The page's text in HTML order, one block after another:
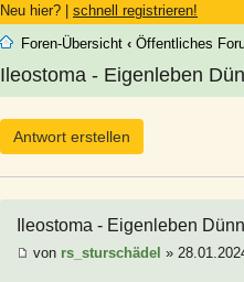
Neu hier? | schnell registrieren!
Foren-Übersicht ‹ Öffentliches
Ileostoma - Eigenleben
Antwort erstellen
Ileostoma - Eigenleben
von rs_sturschädel »